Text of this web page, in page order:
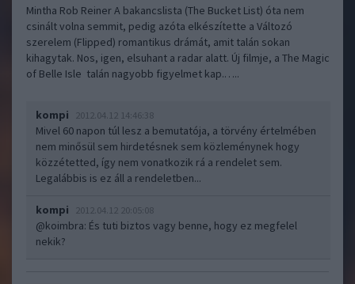
Mintha Rob Reiner A bakancslista (The Bucket List) óta nem
csinált volna semmit, pedig azóta elkészítette a Változó
szerelem (Flipped) romantikus drámát, amit talán sokan
kihagytak. Nos, igen, elsuhant a radar alatt. Új filmje, a The Magic
of Belle Isle talán nagyobb figyelmet kap.…..
kompi 2012.04.12 14:46:38
Mivel 60 napon túl lesz a bemutatója, a törvény értelmében
nem minősül sem hirdetésnek sem közleménynek hogy
közzétetted, így nem vonatkozik rá a rendelet sem.
Legalábbis is ez áll a rendeletben...
kompi 2012.04.12 20:05:08
@koimbra: És tuti biztos vagy benne, hogy ez megfelel
nekik?